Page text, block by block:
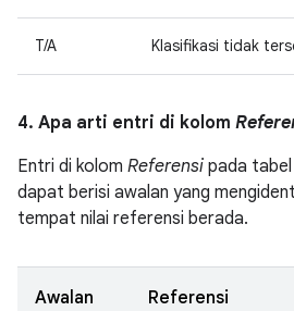
T/A Klasifikasi tidak
4. Apa arti entri di kolom
Entri di kolom Referensi pada
dapat berisi awalan yang
tempat nilai referensi berada.
Awalan Referensi